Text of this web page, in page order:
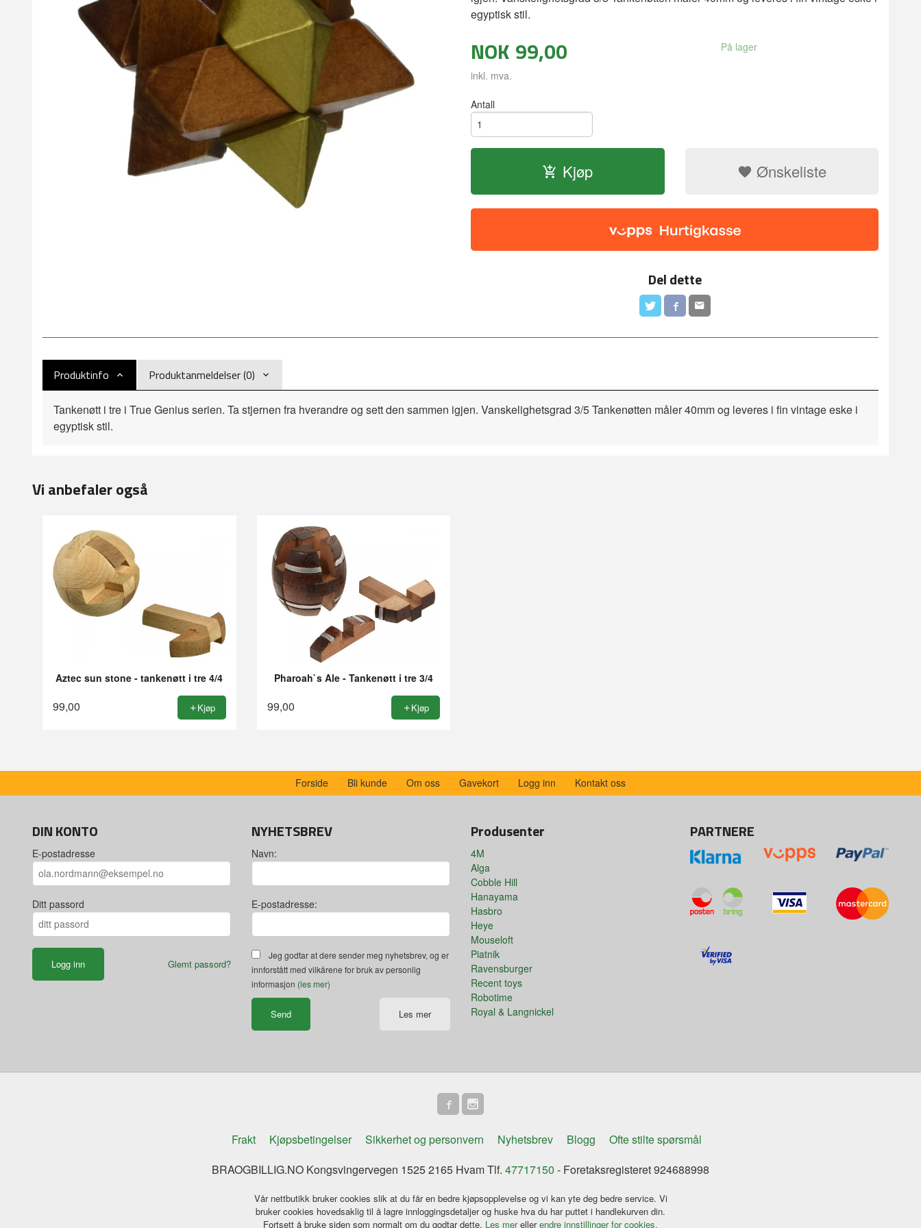
egyptisk stil.
NOK 99,00
inkl. mva.
På lager
Antall
Kjøp Ønskeliste
Del dette
Produktinfo Produktanmeldelser (0)
Tankenøtt i tre i True Genius serien. Ta stjernen fra hverandre og sett den sammen igjen. Vanskelighetsgrad 3/5 Tankenøtten måler 40mm og leveres i fin vintage eske i
egyptisk stil.
Vi anbefaler også
Aztec sun stone - tankenøtt i tre 4/4
99,00 Kjøp
Pharoah`s Ale - Tankenøtt i tre 3/4
99,00 Kjøp
Forside Bli kunde Om oss Gavekort Logg inn Kontakt oss
DIN KONTO
E-postadresse
Ditt passord
Glemt passord?
NYHETSBREV
Navn:
E-postadresse:
Jeg godtar at dere sender meg nyhetsbrev, og er
innforstått med vilkårene for bruk av personlig
informasjon (les mer)
Les mer
Produsenter
4M
Alga
Cobble Hill
Hanayama
Hasbro
Heye
Mouseloft
Piatnik
Ravensburger
Recent toys
Robotime
Royal & Langnickel
PARTNERE
Frakt Kjøpsbetingelser Sikkerhet og personvern Nyhetsbrev Blogg
Ofte stilte spørsmål
BRAOGBILLIG.NO Kongsvingervegen 1525 2165 Hvam Tlf. 47717150 - Foretaksregisteret 924688998
Vår nettbutikk bruker cookies slik at du får en bedre kjøpsopplevelse og vi kan yte deg bedre service. Vi
bruker cookies hovedsaklig til å lagre innloggingsdetaljer og huske hva du har puttet i handlekurven din.
Fortsett å bruke siden som normalt om du godtar dette. Les merellerendre innstillinger for cookies.